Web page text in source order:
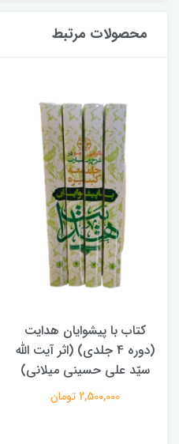
محصولات مرتبط
کتاب با پیشوایان هدایت
(دوره 4 جلدی) (اثر آیت الله
سیّد علی حسینی میلانی)
2,500,000 تومان